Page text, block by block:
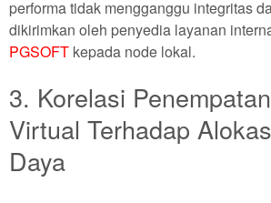
performa tidak mengganggu integritas
dikirimkan oleh penyedia layanan
PGSOFT kepada node lokal.
3. Korelasi
Virtual Terhadap
Daya